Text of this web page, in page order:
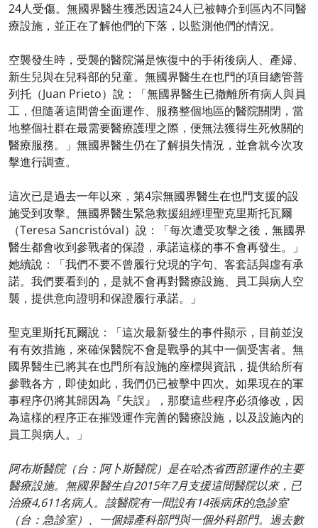
24人受傷。無國界醫生獲悉因這24人已被轉介到區內不同醫
療設施，並正在了解他們的下落，以監測他們的情況。
空襲發生時，受襲的醫院滿是恢復中的手術後病人、產婦、
新生兒與在兒科部的兒童。無國界醫生在也門的項目總管普
列托（Juan Prieto）說：「無國界醫生已撤離所有病人與員
工，但隨著這間曾全面運作、服務整個地區的醫院關閉，當
地整個社群在最需要醫療護理之際，便無法獲得生死攸關的
醫療服務。」無國界醫生仍在了解損失情況，並會就今次攻
擊進行調查。
這次已是過去一年以來，第4宗無國界醫生在也門支援的設
施受到攻擊。無國界醫生緊急救援組經理聖克里斯托瓦爾
（Teresa Sancristóval）說：「每次遭受攻擊之後，無國界
醫生都會收到參戰者的保證，承諾這樣的事不會再發生。」
她續說：「我們不要不曾履行兌現的字句、客套話與虛有承
諾。我們要看到的，是就不會再對醫療設施、員工與病人空
襲，提供意向證明和保證履行承諾。」
聖克里斯托瓦爾說：「這次最新發生的事件顯示，目前並沒
有有效措施，來確保醫院不會是戰爭的其中一個受害者。無
國界醫生已將其在也門所有設施的座標與資訊，提供給所有
參戰各方，即使如此，我們仍已被擊中四次。如果現在的軍
事程序仍將其歸因為『失誤』，那麼這些程序必須修改，因
為這樣的程序正在摧毀運作完善的醫療設施，以及設施內的
員工與病人。」
阿布斯醫院（台：阿卜斯醫院）是在哈杰省西部運作的主要
醫療設施。無國界醫生自2015年7月支援這間醫院以來，已
治療4,611名病人。該醫院有一間設有14張病床的急診室
（台：急診室）、一個婦產科部門與一個外科部門。過去數